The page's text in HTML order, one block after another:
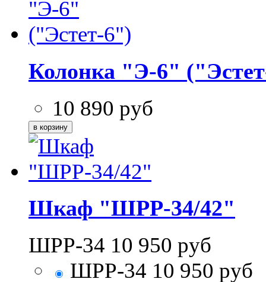
Колонка "Э-6"
10 890 руб
Шкаф "ШРР-34/42"
ШРР-34 10 950 руб
ШРР-34 10 950 руб